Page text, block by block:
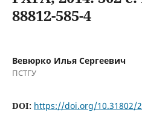
88812-585-4
Вевюрко Илья Сергеевич
ПСТГУ
DOI: https://doi.org/10.31802/